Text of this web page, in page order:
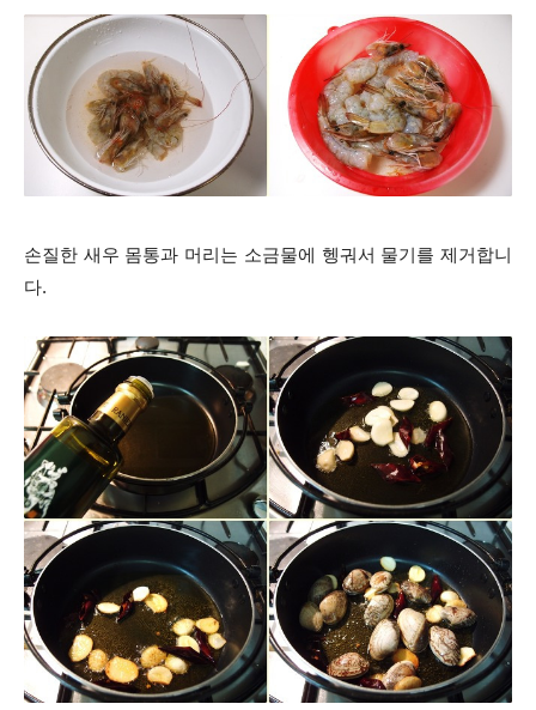
손질한 새우 몸통과 머리는 소금물에 헹궈서 물기를 제거합니
다.